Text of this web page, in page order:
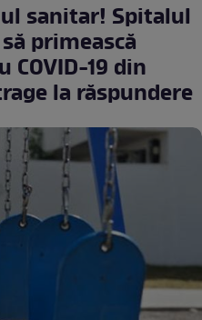
sanitar! Spitalul
primească
19 din
la răspundere